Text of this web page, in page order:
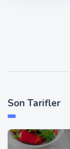
Son Tarifler